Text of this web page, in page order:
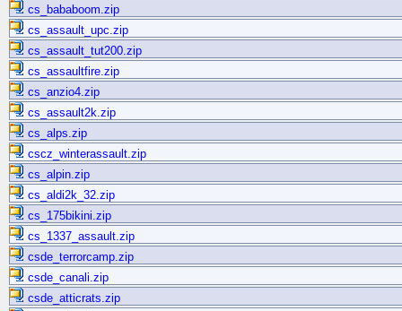
cs_bababoom.zip
cs_assault_upc.zip
cs_assault_tut200.zip
cs_assaultfire.zip
cs_anzio4.zip
cs_assault2k.zip
cs_alps.zip
cscz_winterassault.zip
cs_alpin.zip
cs_aldi2k_32.zip
cs_175bikini.zip
cs_1337_assault.zip
csde_terrorcamp.zip
csde_canali.zip
csde_atticrats.zip